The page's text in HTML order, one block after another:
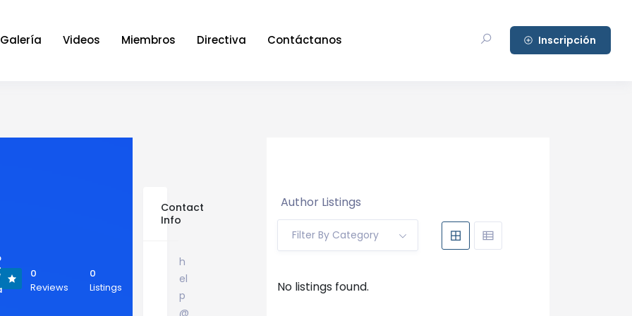
Galería Videos Miembros Directiva Contáctanos Inscripción
0
Reviews
0
Listings
Contact
Info
h
el
p
@
Author Listings
Filter By Category
No listings found.